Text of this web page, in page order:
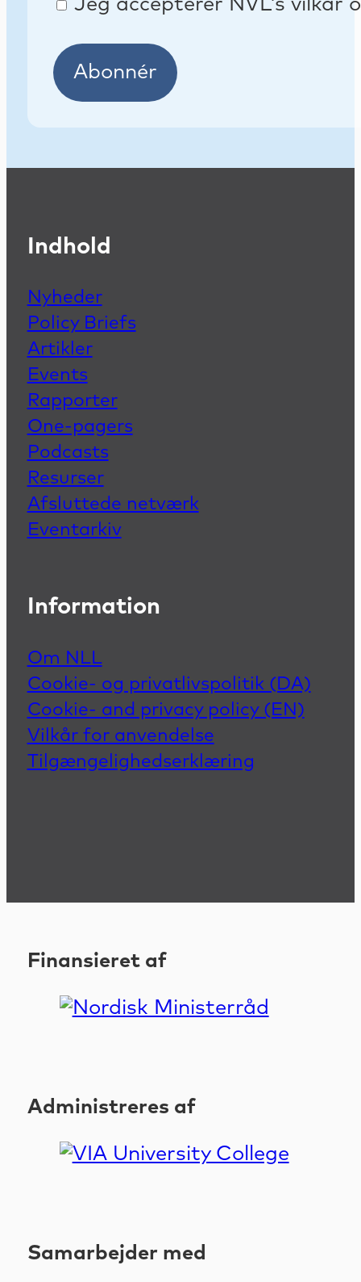
Jeg accepterer NVL’s vilkår
Abonnér
Indhold
Nyheder
Policy Briefs
Artikler
Events
Rapporter
One-pagers
Podcasts
Resurser
Afsluttede netværk
Eventarkiv
Information
Om NLL
Cookie- og privatlivspolitik (DA)
Cookie- and privacy policy (EN)
Vilkår for anvendelse
Tilgængelighedserklæring
Finansieret af
Administreres af
Samarbejder med